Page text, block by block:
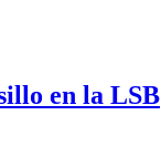
en la LSB